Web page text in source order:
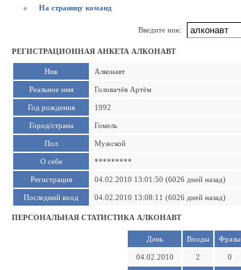
●
На страницу команд
Введите ник:
РЕГИСТРАЦИОННАЯ АНКЕТА АЛКОНАВТ
Ник Алконавт
Реальное имя Головачёв Артём
Год рождения 1992
Город/страна Гомель
Пол Мужской
О себе *********
Регистрация 04.02.2010 13:01:50 (6026 дней назад)
Последний вход 04.02.2010 13:08:11 (6026 дней назад)
ПЕРСОНАЛЬНАЯ СТАТИСТИКА АЛКОНАВТ
День Входы Фразы
04.02.2010 2 0